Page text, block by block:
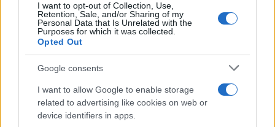
I want to opt-out of Collection, Use,
Retention, Sale, and/or Sharing of my
Personal Data that Is Unrelated with the
Purposes for which it was collected.
Opted Out
Google consents
I want to allow Google to enable storage
related to advertising like cookies on web or
device identifiers in apps.